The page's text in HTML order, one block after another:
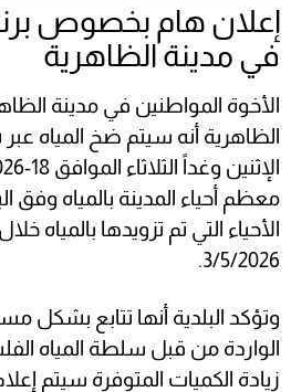
إعلان هام بخصوص
في مدينة الظاهرية
الأخوة المواطنين في مدينة
الظاهرية أنه سيتم ضخ المياه عبر
معظم أحياء المدينة بالمياه وفق
الأحياء التي تم تزويدها بالمياه
3/5/2026.
وتؤكد البلدية أنها تتابع بشكل
الواردة من قبل سلطة المياه
زيادة الكميات المتوفرة سيتم